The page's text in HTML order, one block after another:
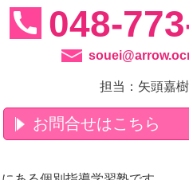
048-
担当：矢頭嘉樹
お問合せはこちら